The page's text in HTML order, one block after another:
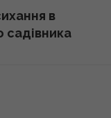
в
садівника